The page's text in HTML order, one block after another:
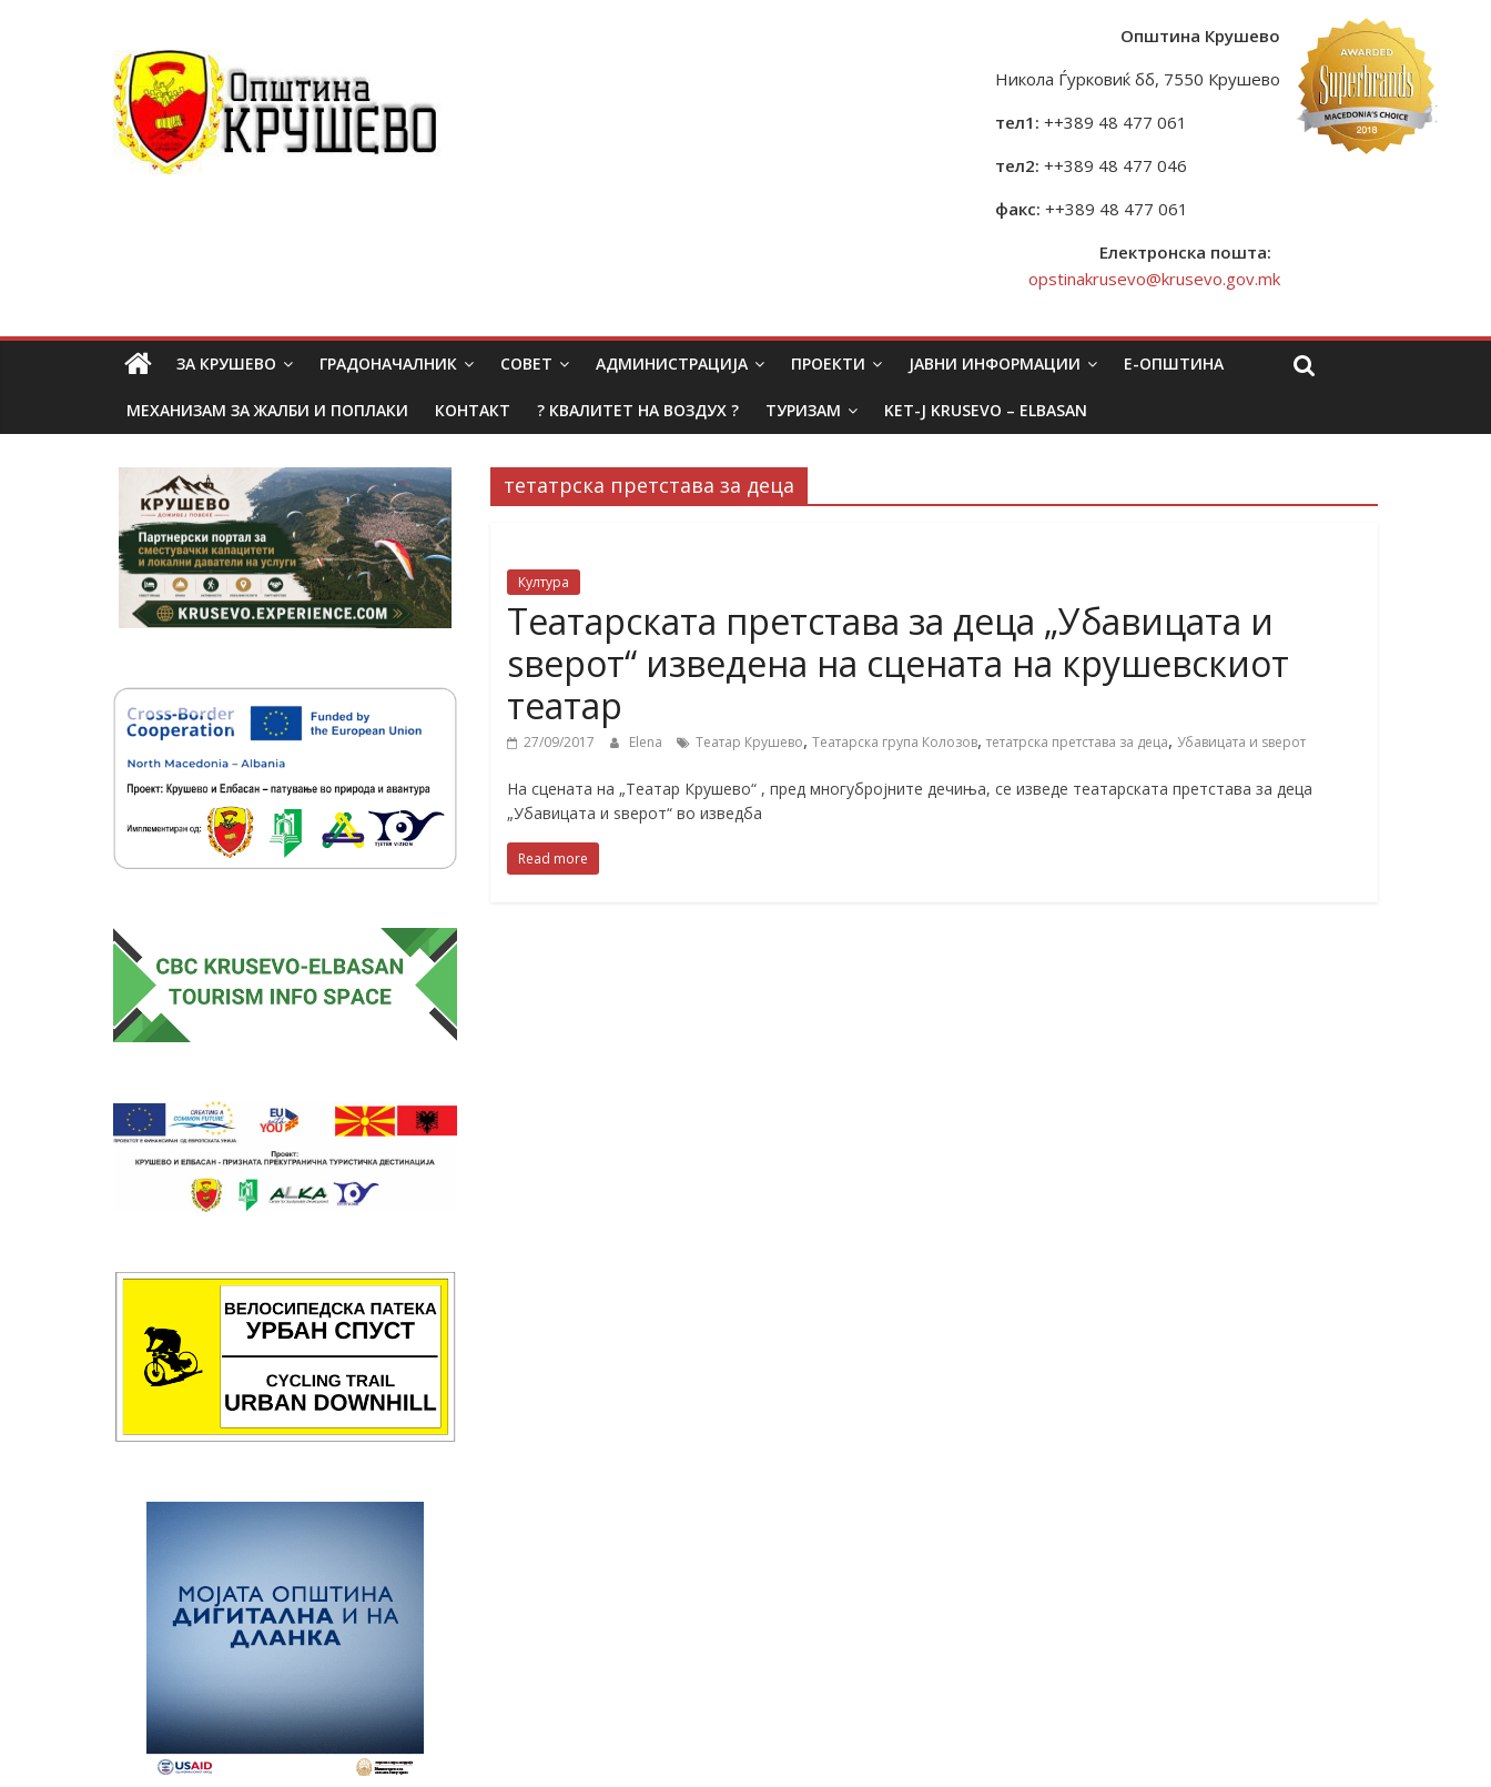
Општина Крушево
Никола Ѓурковиќ бб, 7550 Крушево
тел1: ++389 48 477 061
тел2: ++389 48 477 046
факс: ++389 48 477 061
Електронска пошта:
opstinakrusevo@krusevo.gov.mk
ЗА КРУШЕВО ГРАДОНАЧАЛНИК СОВЕТ АДМИНИСТРАЦИЈА ПРОЕКТИ ЈАВНИ ИНФОРМАЦИИ Е-ОПШТИНА
МЕХАНИЗАМ ЗА ЖАЛБИ И ПОПЛАКИ КОНТАКТ ? КВАЛИТЕТ НА ВОЗДУХ ? ТУРИЗАМ KET-J KRUSEVO – ELBASAN
тетатрска претстава за деца
Култура
Театарската претстава за деца „Убавицата и
ѕверот“ изведена на сцената на крушевскиот
театар
27/09/2017 Elena Театар Крушево, Театарска група Колозов, тетатрска претстава за деца, Убавицата и ѕверот
На сцената на „Театар Крушево“ , пред многубројните дечиња, се изведе театарската претстава за деца
„Убавицата и ѕверот“ во изведба
Read more